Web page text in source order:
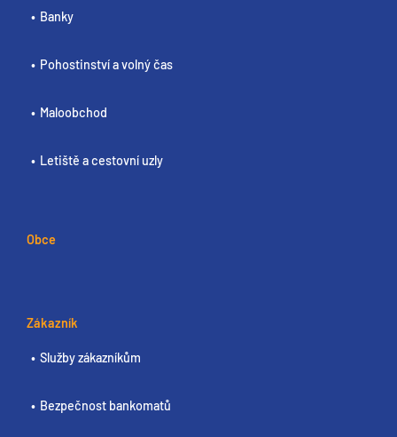
Banky
Pohostinství a volný čas
Maloobchod
Letiště a cestovní uzly
Obce
Zákazník
Služby zákazníkům
Bezpečnost bankomatů